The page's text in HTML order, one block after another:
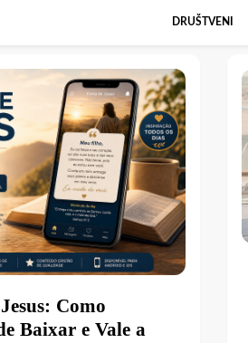
DRUŠTVENI
Como
Baixar e Vale a